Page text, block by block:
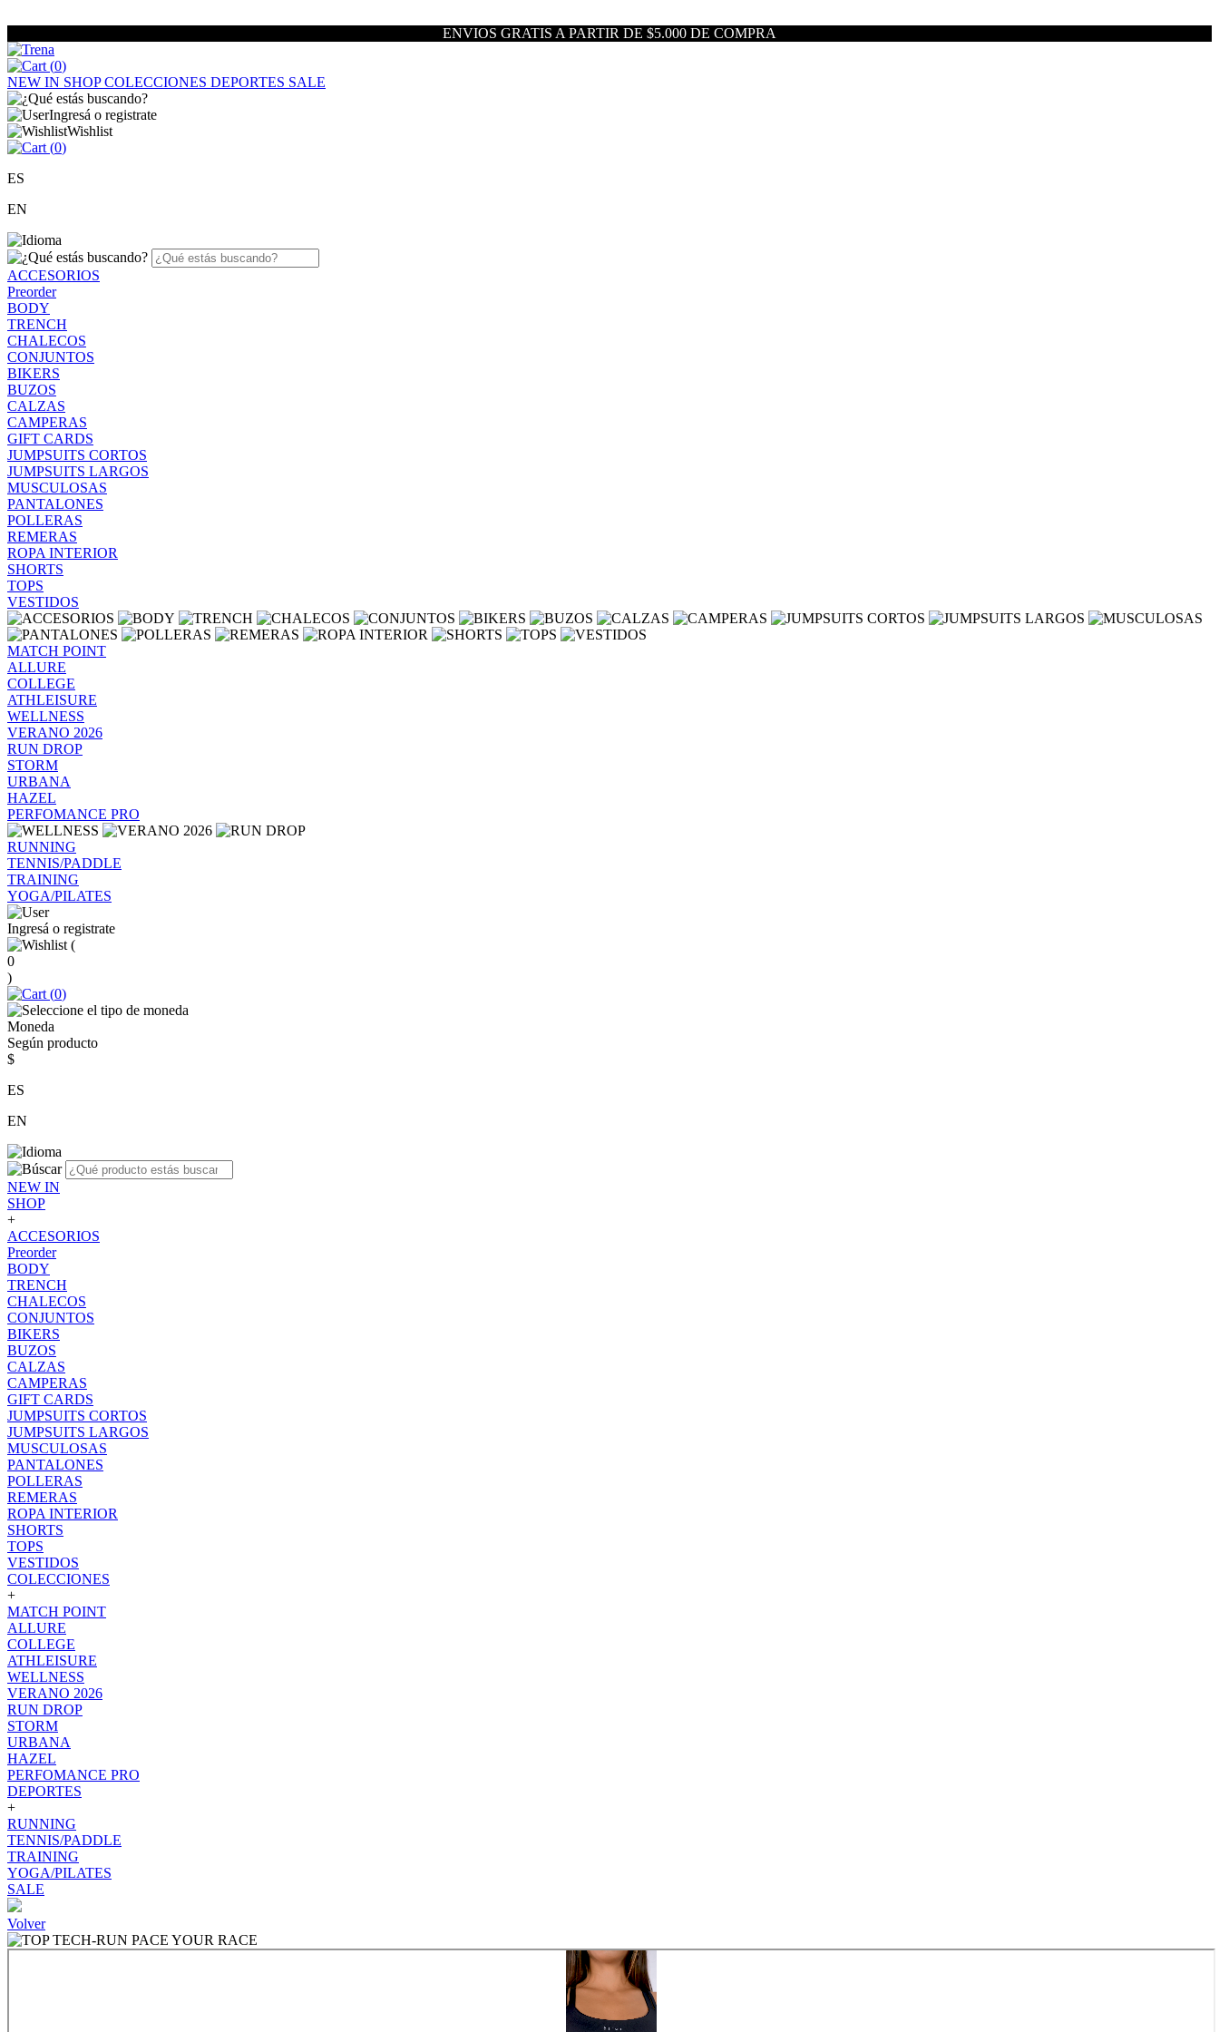
ENVIOS GRATIS A PARTIR DE $5.000 DE COMPRA
(0)
NEW IN SHOPCOLECCIONES DEPORTES SALE
Ingresá o registrate
Wishlist
(0)
ES
EN
ACCESORIOS
Preorder
BODY
TRENCH
CHALECOS
CONJUNTOS
BIKERS
BUZOS
CALZAS
CAMPERAS
GIFT CARDS
JUMPSUITS CORTOS
JUMPSUITS LARGOS
MUSCULOSAS
PANTALONES
POLLERAS
REMERAS
ROPA INTERIOR
SHORTS
TOPS
VESTIDOS
MATCH POINT
ALLURE
COLLEGE
ATHLEISURE
WELLNESS
VERANO 2026
RUN DROP
STORM
URBANA
HAZEL
PERFOMANCE PRO
RUNNING
TENNIS/PADDLE
TRAINING
YOGA/PILATES
Ingresá o registrate
(
0
)
(0)
Moneda
Según producto
$
ES
EN
NEW IN
SHOP
+
ACCESORIOS
Preorder
BODY
TRENCH
CHALECOS
CONJUNTOS
BIKERS
BUZOS
CALZAS
CAMPERAS
GIFT CARDS
JUMPSUITS CORTOS
JUMPSUITS LARGOS
MUSCULOSAS
PANTALONES
POLLERAS
REMERAS
ROPA INTERIOR
SHORTS
TOPS
VESTIDOS
COLECCIONES
+
MATCH POINT
ALLURE
COLLEGE
ATHLEISURE
WELLNESS
VERANO 2026
RUN DROP
STORM
URBANA
HAZEL
PERFOMANCE PRO
DEPORTES
+
RUNNING
TENNIS/PADDLE
TRAINING
YOGA/PILATES
SALE
Volver